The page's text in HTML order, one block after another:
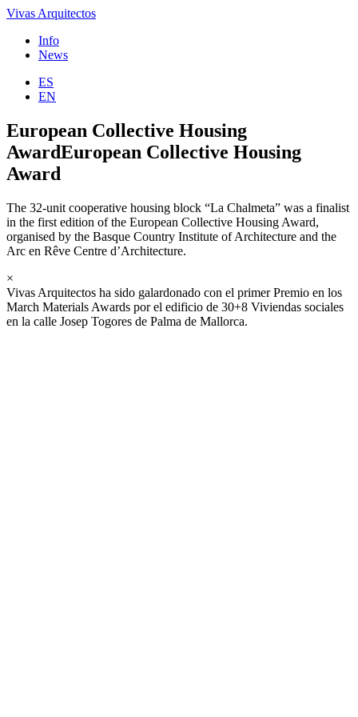
Vivas Arquitectos
Info
News
ES
EN
European Collective Housing
AwardEuropean Collective Housing
Award
The 32-unit cooperative housing block “La Chalmeta” was a finalist
in the first edition of the European Collective Housing Award,
organised by the Basque Country Institute of Architecture and the
Arc en Rêve Centre d’Architecture.
×
Vivas Arquitectos ha sido galardonado con el primer Premio en los
March Materials Awards por el edificio de 30+8 Viviendas sociales
en la calle Josep Togores de Palma de Mallorca.